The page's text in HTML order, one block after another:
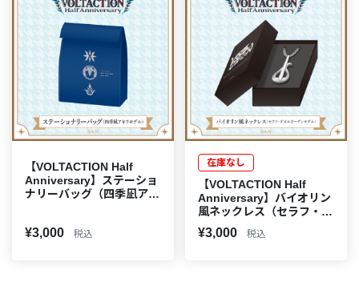
【VOLTACTION Half
Anniversary】ステーショ
ナリーバッグ（四季凪アキ
¥3,000 税込
在庫なし
【VOLTACTION Half
Anniversary】バイオリン
風ネックレス（セラフ・ダ
ズルガーデンモデル）
¥3,000 税込